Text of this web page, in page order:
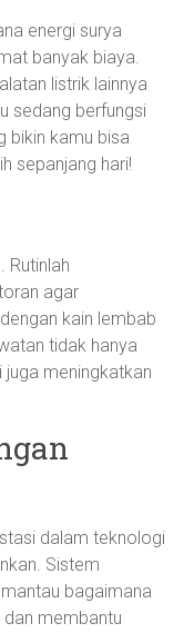
energi surya
banyak biaya.
listrik lainnya
sedang berfungsi
bikin kamu bisa
sepanjang hari!
Rutinlah
agar
kain lembab
tidak hanya
meningkatkan
dalam teknologi
Sistem
bagaimana
dan membantu